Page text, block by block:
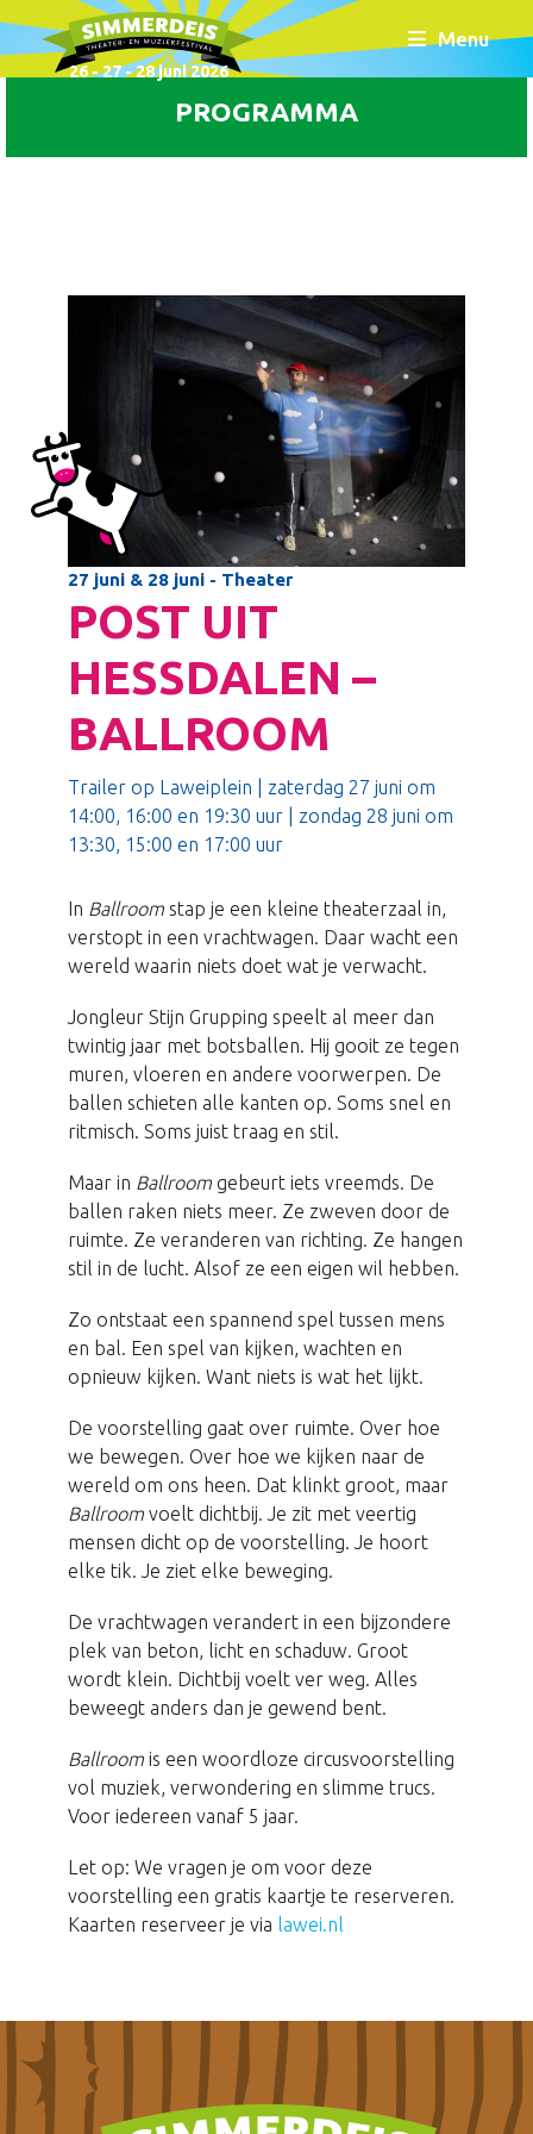
26 - 27 - 28 juni 2026
Menu
PROGRAMMA
27 juni & 28 juni - Theater
POST UIT
HESSDALEN –
BALLROOM
Trailer op Laweiplein | zaterdag 27 juni om
14:00, 16:00 en 19:30 uur | zondag 28 juni om
13:30, 15:00 en 17:00 uur
In Ballroom stap je een kleine theaterzaal in,
verstopt in een vrachtwagen. Daar wacht een
wereld waarin niets doet wat je verwacht.
Jongleur Stijn Grupping speelt al meer dan
twintig jaar met botsballen. Hij gooit ze tegen
muren, vloeren en andere voorwerpen. De
ballen schieten alle kanten op. Soms snel en
ritmisch. Soms juist traag en stil.
Maar in Ballroom gebeurt iets vreemds. De
ballen raken niets meer. Ze zweven door de
ruimte. Ze veranderen van richting. Ze hangen
stil in de lucht. Alsof ze een eigen wil hebben.
Zo ontstaat een spannend spel tussen mens
en bal. Een spel van kijken, wachten en
opnieuw kijken. Want niets is wat het lijkt.
De voorstelling gaat over ruimte. Over hoe
we bewegen. Over hoe we kijken naar de
wereld om ons heen. Dat klinkt groot, maar
Ballroom voelt dichtbij. Je zit met veertig
mensen dicht op de voorstelling. Je hoort
elke tik. Je ziet elke beweging.
De vrachtwagen verandert in een bijzondere
plek van beton, licht en schaduw. Groot
wordt klein. Dichtbij voelt ver weg. Alles
beweegt anders dan je gewend bent.
Ballroom is een woordloze circusvoorstelling
vol muziek, verwondering en slimme trucs.
Voor iedereen vanaf 5 jaar.
Let op: We vragen je om voor deze
voorstelling een gratis kaartje te reserveren.
Kaarten reserveer je via lawei.nl